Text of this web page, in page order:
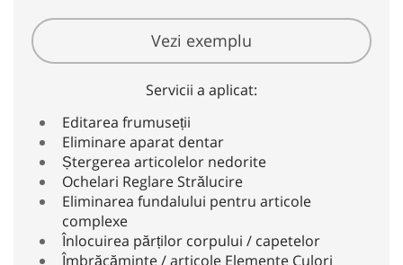
Vezi exemplu
Servicii a aplicat:
Editarea frumuseții
Eliminare aparat dentar
Ștergerea articolelor nedorite
Ochelari Reglare Strălucire
Eliminarea fundalului pentru articole
complexe
Înlocuirea părților corpului / capetelor
Îmbrăcăminte / articole Elemente Culori